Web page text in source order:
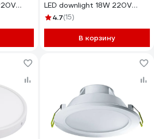
LED downlight 18W 220V
6500K 225x20 DRRD18ELC
4.7(15)
В корзину